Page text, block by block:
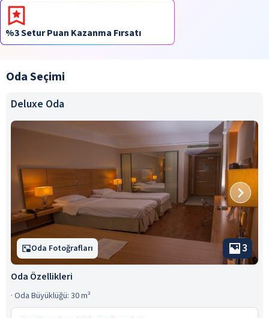
%3 Setur Puan Kazanma Fırsatı
Oda Seçimi
Deluxe Oda
Oda Fotoğrafları 3
Oda Özellikleri
· Oda Büyüklüğü: 30 m²